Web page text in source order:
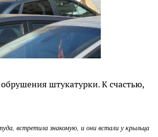
штукатурки. К счастью,
встретила знакомую, и они встали у крыльца